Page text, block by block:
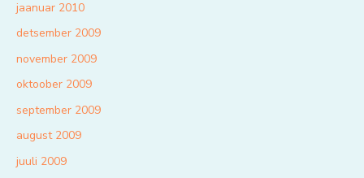
jaanuar 2010
detsember 2009
november 2009
oktoober 2009
september 2009
august 2009
juuli 2009